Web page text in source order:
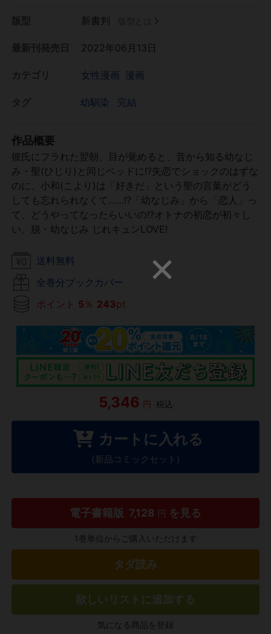
新書判
2022年06月13日
女性漫画 漫画
幼馴染 完結
作品概要
彼氏にフラれた翌朝、目が覚めると、昔から知る幼なじ
み・聖(ひじり)と同じベッドに!?失恋でショックのはずな
のに、小和(こより)は「好きだ」という聖の言葉がどう
しても忘れられなくて……!?「幼なじみ」から「恋人」っ
て、どうやってなったらいいの!?オトナの初恋が初々し
い、脱・幼なじみ じれキュンLOVE!
送料無料
全巻分ブックカバー
ポイント 5 ％ 243pt
5,346 円 税込
カートに入れる
(新品コミックセット)
電子書籍版 7,128 円 を見る
1巻単位からご購入いただけます
タダ読み
欲しいリストに追加する
気になる商品を登録